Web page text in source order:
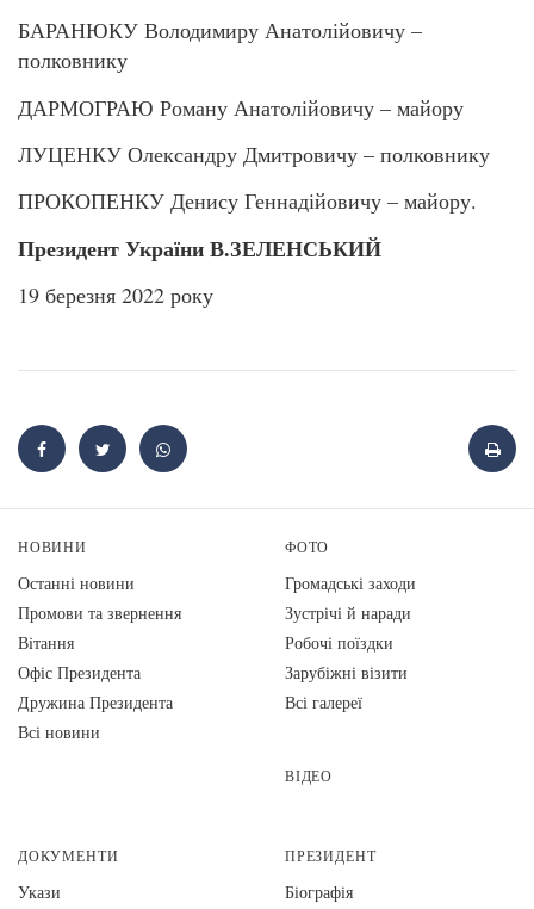
БАРАНЮКУ Володимиру Анатолійовичу –
полковнику
ДАРМОГРАЮ Роману Анатолійовичу – майору
ЛУЦЕНКУ Олександру Дмитровичу – полковнику
ПРОКОПЕНКУ Денису Геннадійовичу – майору.
Президент УкраїниВ.ЗЕЛЕНСЬКИЙ
19 березня 2022 року
НОВИНИ
Останні новини
Промови та звернення
Вiтання
Офіс Президента
Дружина Президента
Всі новини
ФОТО
Громадські заходи
Зустрічі й наради
Робочі поїздки
Зарубіжні візити
Всі галереї
ВІДЕО
ДОКУМЕНТИ
Укази
ПРЕЗИДЕНТ
Біографія